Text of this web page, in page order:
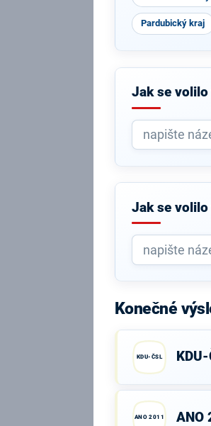
Pardubický kraj
Jak se volilo
Jak se
Konečné
KDU-ČSL
ANO 2011 ANO